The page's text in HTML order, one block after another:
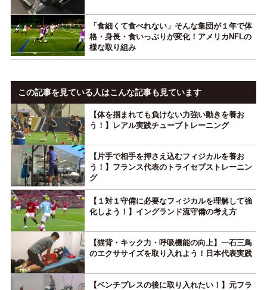
「食細くて食べれない」そんな集団が１年で体
格・身長・食いっぷりが変化！アメリカNFLの
様な取り組み
この記事を見ている人はこんな記事も見ています
【体を掴まれても負けない力強い動きを養お
う！】レアル実践チューブトレーニング
【片手で相手を押さえ込むフィジカルを養お
う！】フランス代表のトライセプストレーニン
グ
【１対１守備に必要なフィジカルを理解して強
化しよう！】イングランド流守備の考え方
【猫背・キック力・呼吸機能の向上】一石三鳥
のエクササイズを取り入れよう！日本代表実践
【ベンチプレスの後に取り入れたい！】元フラ